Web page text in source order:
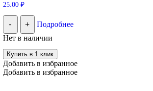
25.00 ₽
- +
Подробнее
Нет в наличии
Купить в 1 клик
Добавить в избранное
Добавить в избранное